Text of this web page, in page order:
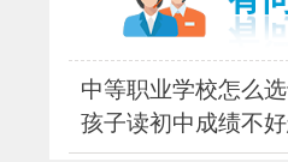
中等职业学校怎么
孩子读初中成绩不